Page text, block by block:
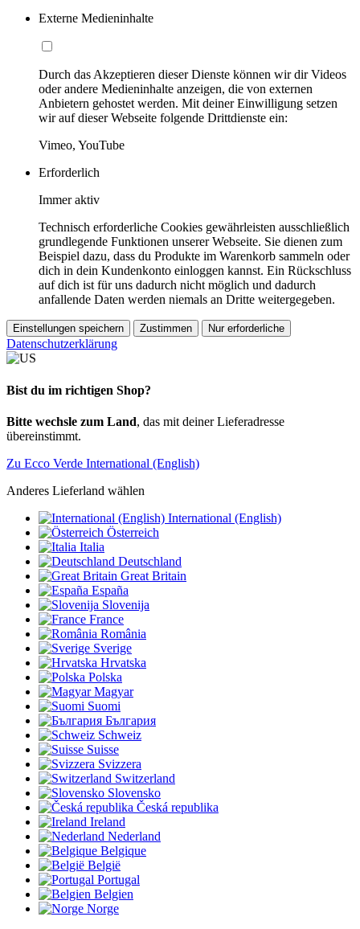
Externe Medieninhalte
Durch das Akzeptieren dieser Dienste können wir dir Videos
oder andere Medieninhalte anzeigen, die von externen
Anbietern gehostet werden. Mit deiner Einwilligung setzen
wir auf dieser Webseite folgende Drittdienste ein:
Vimeo, YouTube
Erforderlich
Immer aktiv
Technisch erforderliche Cookies gewährleisten ausschließlich
grundlegende Funktionen unserer Webseite. Sie dienen zum
Beispiel dazu, dass du Produkte im Warenkorb sammeln oder
dich in dein Kundenkonto einloggen kannst. Ein Rückschluss
auf dich ist für uns dadurch nicht möglich und dadurch
anfallende Daten werden niemals an Dritte weitergegeben.
Einstellungen speichern Zustimmen Nur erforderliche
Datenschutzerklärung
Bist du im richtigen Shop?
Bitte wechsle zum Land, das mit deiner Lieferadresse
übereinstimmt.
Zu Ecco Verde International (English)
Anderes Lieferland wählen
International (English)
Österreich
Italia
Deutschland
Great Britain
España
Slovenija
France
România
Sverige
Hrvatska
Polska
Magyar
Suomi
България
Schweiz
Suisse
Svizzera
Switzerland
Slovensko
Česká republika
Ireland
Nederland
Belgique
België
Portugal
Belgien
Norge